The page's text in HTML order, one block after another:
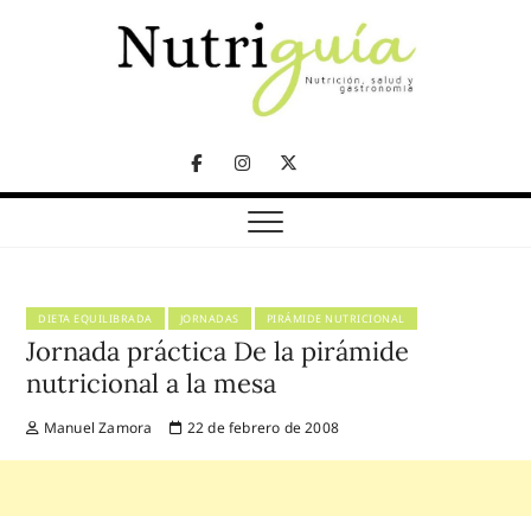
FacebookInstagram
Twitter
Telegram
Nutriguía (Desde
2002)
DIETA EQUILIBRADA JORNADAS PIRÁMIDE NUTRICIONAL
Jornada práctica De la pirámide
nutricional a la mesa
Manuel Zamora 22 de febrero de 2008